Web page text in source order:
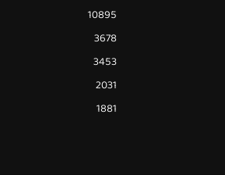
10895
3678
3453
2031
1881